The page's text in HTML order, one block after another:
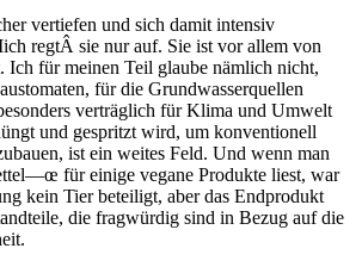
vertiefen und sich damit intensiv
regtÂ sie nur auf. Sie ist vor allem von
Ich für meinen Teil glaube nämlich nicht,
für die Grundwasserquellen
verträglich für Klima und Umwelt
und gespritzt wird, um konventionell
ist ein weites Feld. Und wenn man
für einige vegane Produkte liest, war
kein Tier beteiligt, aber das Endprodukt
die fragwürdig sind in Bezug auf die